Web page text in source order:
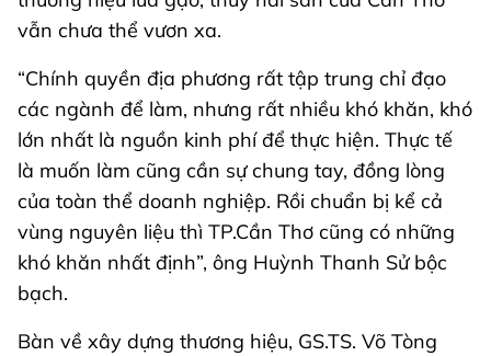
vẫn chưa thể vươn xa.
“Chính quyền địa phương rất tập trung chỉ đạo
các ngành để làm, nhưng rất nhiều khó khăn, khó
lớn nhất là nguồn kinh phí để thực hiện. Thực tế
là muốn làm cũng cần sự chung tay, đồng lòng
của toàn thể doanh nghiệp. Rồi chuẩn bị kể cả
vùng nguyên liệu thì TP.Cần Thơ cũng có những
khó khăn nhất định”, ông Huỳnh Thanh Sử bộc
bạch.
Bàn về xây dựng thương hiệu, GS.TS. Võ Tòng